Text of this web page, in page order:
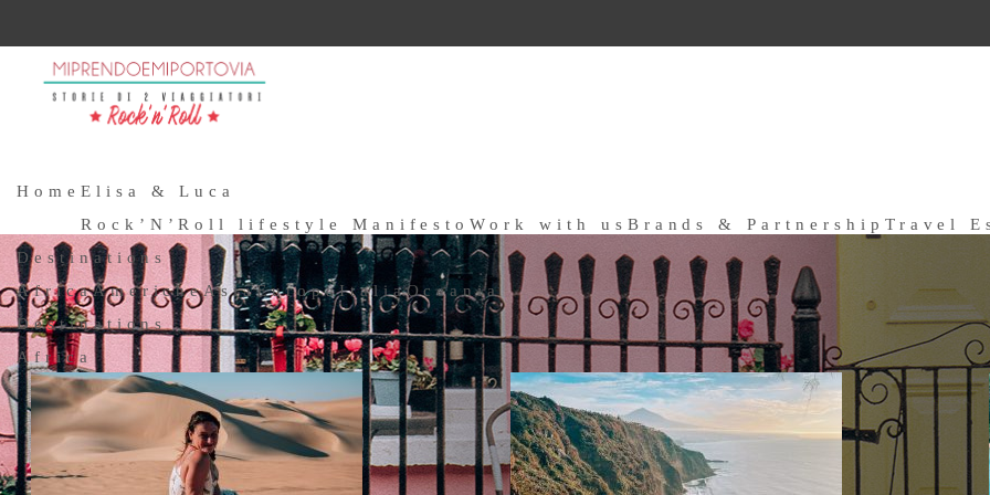
Home Elisa & Luca
Rock’N’Roll lifestyle ManifestoWork with us Brands & Partnership Travel
Destinations
AfricaAmericheAsiaEuropaItaliaOceania
Destinations
Africa